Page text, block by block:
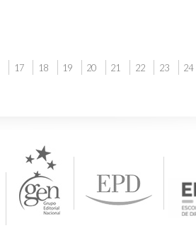
17 18 19 20 21 22 23 24